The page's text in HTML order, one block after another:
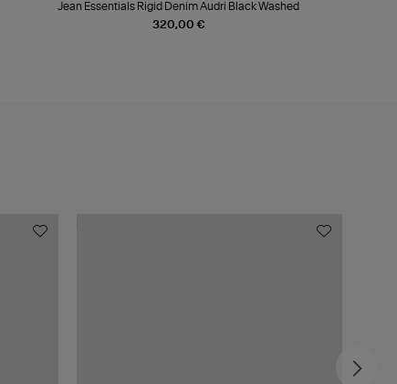
320,00 €
Jean Essentials Rigid Denim Audri Black Washed